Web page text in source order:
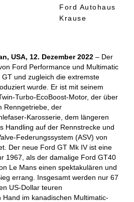
Ford Autohaus
Krause
USA, 12. Dezember 2022– Der
Ford Performance und Multimatic
und zugleich die extremste
wurde. Er ist mit seinem
Turbo-EcoBoost-Motor, der über
Renngetriebe, der
Karosserie, dem längeren
Handling auf der Rennstrecke und
Federungssystem (ASV) von
Der neue Ford GT Mk IV ist eine
1967, als der damalige Ford GT40
Le Mans einen spektakulären und
errang. Insgesamt werden nur 67
US-Dollar teuren
im kanadischen Multimatic-